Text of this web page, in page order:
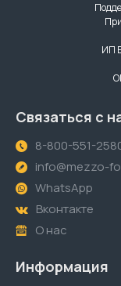
ИП
Связаться с
8-800-551-
info@mezzo-
WhatsApp
Вконтакте
О нас
Информация